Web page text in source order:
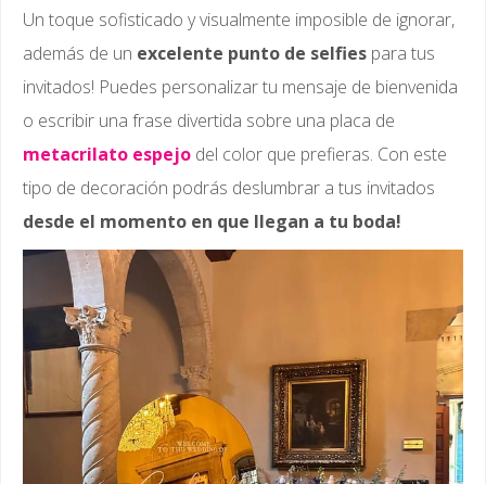
Un toque sofisticado y visualmente imposible de ignorar,
además de un excelente punto de selfies para tus
invitados! Puedes personalizar tu mensaje de bienvenida
o escribir una frase divertida sobre una placa de
metacrilato espejo del color que prefieras. Con este
tipo de decoración podrás deslumbrar a tus invitados
desde el momento en que llegan a tu boda!